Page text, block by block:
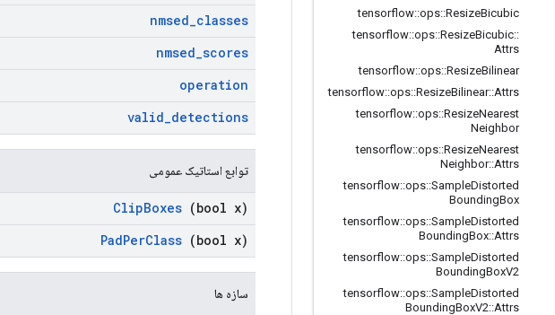
tensorflow::ops::ResizeBicubic
tensorflow::ops::ResizeBicubic::
Attrs
tensorflow::ops::ResizeBilinear
tensorflow::ops::ResizeBilinear::Attrs
tensorflow::ops::ResizeNearest
Neighbor
tensorflow::ops::ResizeNearest
Neighbor::Attrs
tensorflow::ops::SampleDistorted
BoundingBox
tensorflow::ops::SampleDistorted
BoundingBox::Attrs
tensorflow::ops::SampleDistorted
BoundingBoxV2
tensorflow::ops::SampleDistorted
BoundingBoxV2::Attrs
nmsed_classes
nmsed_scores
operation
valid_detections
توابع استاتیک عمومی
ClipBoxes (bool x)
PadPerClass (bool x)
سازه ها